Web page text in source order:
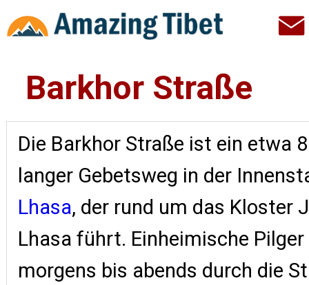
Barkhor Straße
Die Barkhor Straße ist ein etwa
langer Gebetsweg in der
Lhasa, der rund um das Kloster
Lhasa führt. Einheimische
morgens bis abends durch die